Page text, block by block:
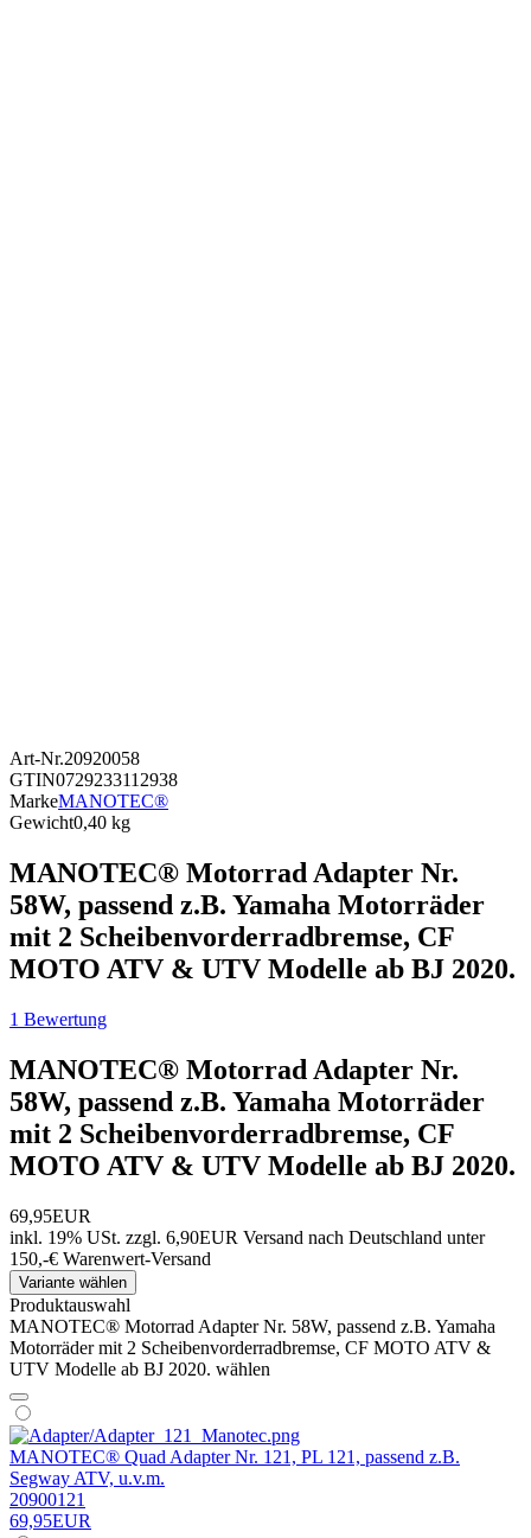
Art-Nr.20920058
GTIN0729233112938
MarkeMANOTEC®
Gewicht0,40 kg
MANOTEC® Motorrad Adapter Nr.
58W, passend z.B. Yamaha Motorräder
mit 2 Scheibenvorderradbremse, CF
MOTO ATV & UTV Modelle ab BJ 2020.
1 Bewertung
MANOTEC® Motorrad Adapter Nr.
58W, passend z.B. Yamaha Motorräder
mit 2 Scheibenvorderradbremse, CF
MOTO ATV & UTV Modelle ab BJ 2020.
69,95EUR
inkl. 19% USt. zzgl. 6,90EUR Versand nach Deutschland unter
150,-€ Warenwert-Versand
Variante wählen
Produktauswahl
MANOTEC® Motorrad Adapter Nr. 58W, passend z.B. Yamaha
Motorräder mit 2 Scheibenvorderradbremse, CF MOTO ATV &
UTV Modelle ab BJ 2020. wählen
MANOTEC® Quad Adapter Nr. 121, PL 121, passend z.B.
Segway ATV, u.v.m.
20900121
69,95EUR